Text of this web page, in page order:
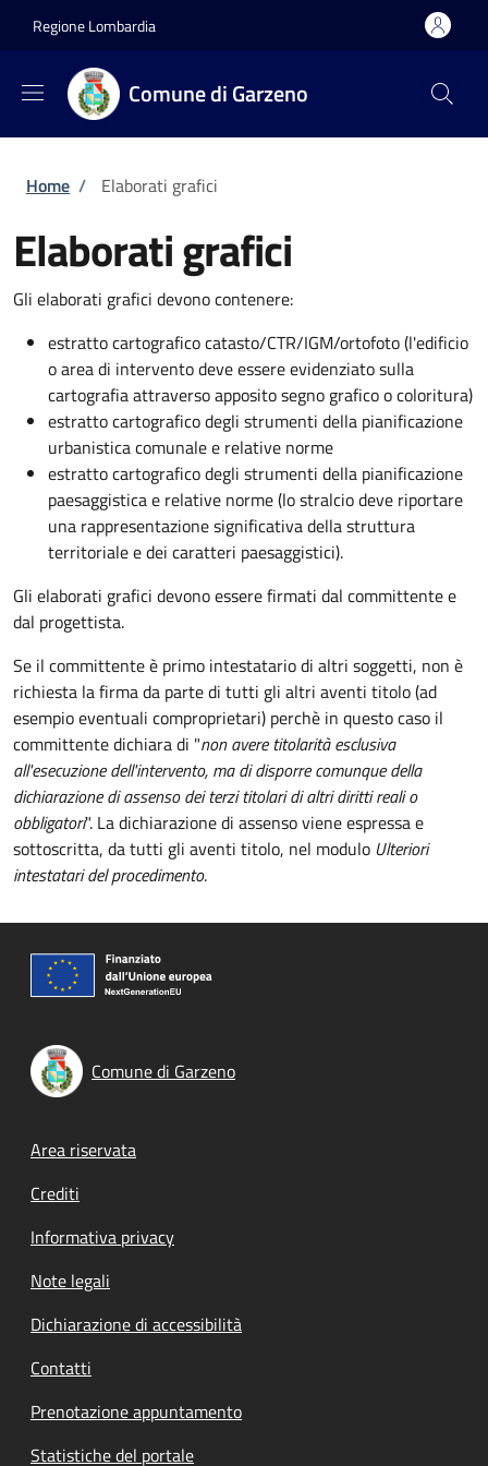
Regione Lombardia
Comune di Garzeno
Briciole di pane
Home / Elaborati grafici
Elaborati grafici
Gli elaborati grafici devono contenere:
estratto cartografico catasto/CTR/IGM/ortofoto (l'edificio
o area di intervento deve essere evidenziato sulla
cartografia attraverso apposito segno grafico o coloritura)
estratto cartografico degli strumenti della pianificazione
urbanistica comunale e relative norme
estratto cartografico degli strumenti della pianificazione
paesaggistica e relative norme (lo stralcio deve riportare
una rappresentazione significativa della struttura
territoriale e dei caratteri paesaggistici).
Gli elaborati grafici devono essere firmati dal committente e
dal progettista.
Se il committente è primo intestatario di altri soggetti, non è
richiesta la firma da parte di tutti gli altri aventi titolo (ad
esempio eventuali comproprietari) perchè in questo caso il
committente dichiara di "non avere titolarità esclusiva
all'esecuzione dell'intervento, ma di disporre comunque della
dichiarazione di assenso dei terzi titolari di altri diritti reali o
obbligatori". La dichiarazione di assenso viene espressa e
sottoscritta, da tutti gli aventi titolo, nel modulo Ulteriori
intestatari del procedimento.
Comune di Garzeno
Footer menu
Area riservata
Crediti
Informativa privacy
Note legali
Dichiarazione di accessibilità
Contatti
Prenotazione appuntamento
Statistiche del portale